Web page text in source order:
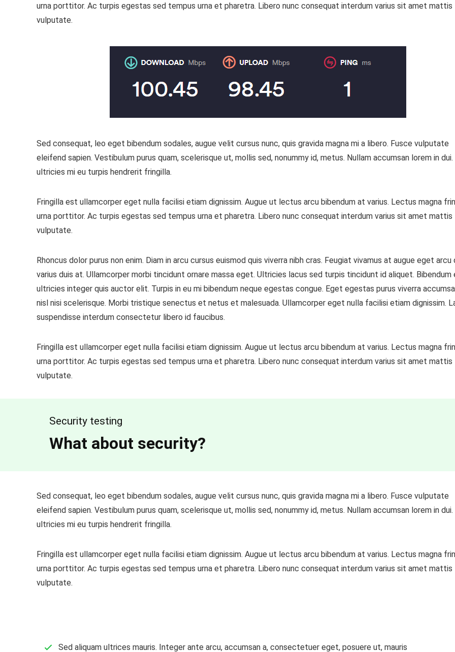
urna porttitor. Ac turpis egestas sed tempus urna et pharetra. Libero nunc consequat interdum varius sit amet mattis
vulputate.
Sed consequat, leo eget bibendum sodales, augue velit cursus nunc, quis gravida magna mi a libero. Fusce vulputate
eleifend sapien. Vestibulum purus quam, scelerisque ut, mollis sed, nonummy id, metus. Nullam accumsan lorem in dui.
ultricies mi eu turpis hendrerit fringilla.
Fringilla est ullamcorper eget nulla facilisi etiam dignissim. Augue ut lectus arcu bibendum at varius. Lectus magna
urna porttitor. Ac turpis egestas sed tempus urna et pharetra. Libero nunc consequat interdum varius sit amet mattis
vulputate.
Rhoncus dolor purus non enim. Diam in arcu cursus euismod quis viverra nibh cras. Feugiat vivamus at augue eget
varius duis at. Ullamcorper morbi tincidunt ornare massa eget. Ultricies lacus sed turpis tincidunt id aliquet. Bibendum
ultricies integer quis auctor elit. Turpis in eu mi bibendum neque egestas congue. Eget egestas purus viverra
nisl nisi scelerisque. Morbi tristique senectus et netus et malesuada. Ullamcorper eget nulla facilisi etiam dignissim.
suspendisse interdum consectetur libero id faucibus.
Fringilla est ullamcorper eget nulla facilisi etiam dignissim. Augue ut lectus arcu bibendum at varius. Lectus magna
urna porttitor. Ac turpis egestas sed tempus urna et pharetra. Libero nunc consequat interdum varius sit amet mattis
vulputate.
Security testing
What about security?
Sed consequat, leo eget bibendum sodales, augue velit cursus nunc, quis gravida magna mi a libero. Fusce vulputate
eleifend sapien. Vestibulum purus quam, scelerisque ut, mollis sed, nonummy id, metus. Nullam accumsan lorem in dui.
ultricies mi eu turpis hendrerit fringilla.
Fringilla est ullamcorper eget nulla facilisi etiam dignissim. Augue ut lectus arcu bibendum at varius. Lectus magna
urna porttitor. Ac turpis egestas sed tempus urna et pharetra. Libero nunc consequat interdum varius sit amet mattis
vulputate.
Sed aliquam ultrices mauris. Integer ante arcu, accumsan a, consectetuer eget, posuere ut, mauris